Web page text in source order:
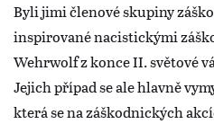
Byli jimi členové skupiny
inspirované nacistickými
Wehrwolf z konce II. světové
Jejich případ se ale hlavně
která se na záškodnických